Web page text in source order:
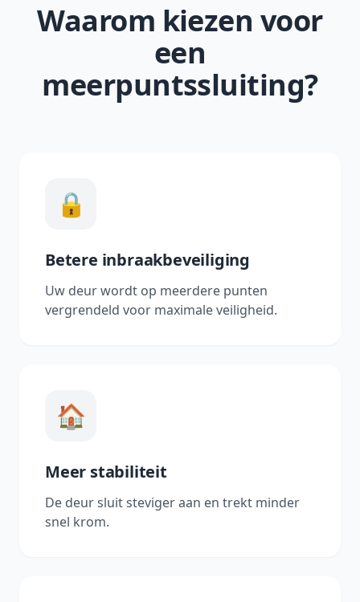
Waarom kiezen voor
een
meerpuntssluiting?
🔒
Betere inbraakbeveiliging
Uw deur wordt op meerdere punten
vergrendeld voor maximale veiligheid.
🏠
Meer stabiliteit
De deur sluit steviger aan en trekt minder
snel krom.